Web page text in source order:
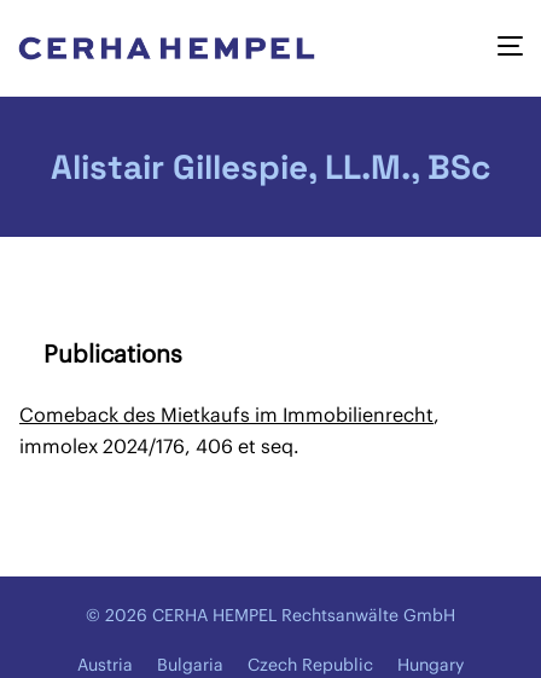
Alistair Gillespie, LL.M., BSc
Publications
Comeback des Mietkaufs im Immobilienrecht,
immolex 2024/176, 406 et seq.
© 2026 CERHA HEMPEL Rechtsanwälte GmbH
Austria Bulgaria Czech Republic
Hungary